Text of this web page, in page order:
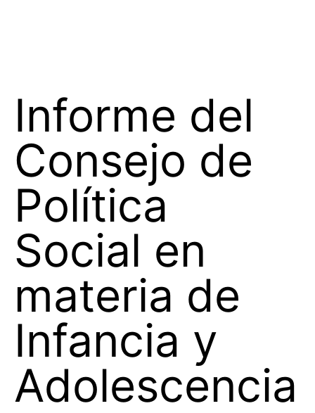
Informe del
Consejo de
Política
Social en
materia de
Infancia y
Adolescencia